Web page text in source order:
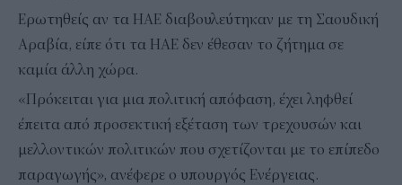
Ερωτηθείς αν τα ΗΑΕ διαβουλεύτηκαν με τη Σαουδική
Αραβία, είπε ότι τα ΗΑΕ δεν έθεσαν το ζήτημα σε
καμία άλλη χώρα.
«Πρόκειται για μια πολιτική απόφαση, έχει ληφθεί
έπειτα από προσεκτική εξέταση των τρεχουσών και
μελλοντικών πολιτικών που σχετίζονται με το επίπεδο
παραγωγής», ανέφερε ο υπουργός Ενέργειας.